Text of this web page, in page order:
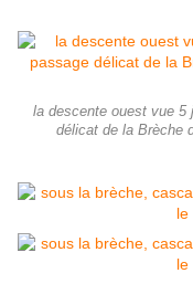
la descente ouest vue 5
délicat de la Brèche